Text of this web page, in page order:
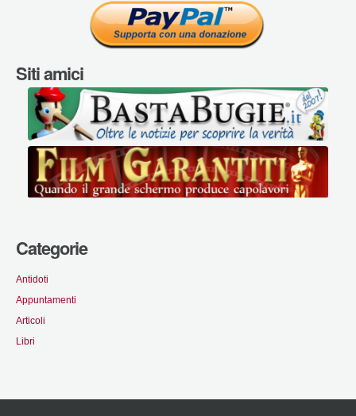
Siti amici
Categorie
Antidoti
Appuntamenti
Articoli
Libri